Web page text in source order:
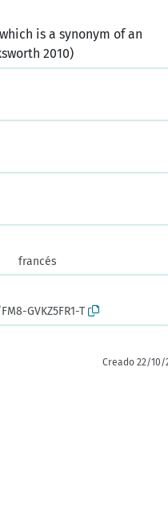
is a synonym of an
2010)
francés
GVKZ5FR1-T
Creado 22/10/